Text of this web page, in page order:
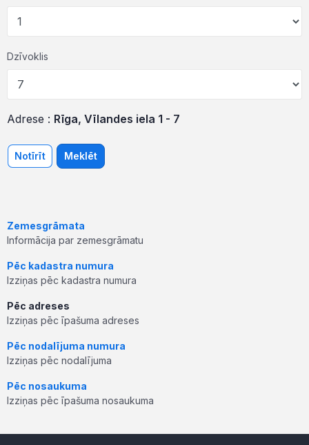
Dzīvoklis
Adrese : Rīga, Vīlandes iela 1 - 7
Notīrīt Meklēt
Zemesgrāmata
Informācija par zemesgrāmatu
Pēc kadastra numura
Izziņas pēc kadastra numura
Pēc adreses
Izziņas pēc īpašuma adreses
Pēc nodalījuma numura
Izziņas pēc nodalījuma
Pēc nosaukuma
Izziņas pēc īpašuma nosaukuma